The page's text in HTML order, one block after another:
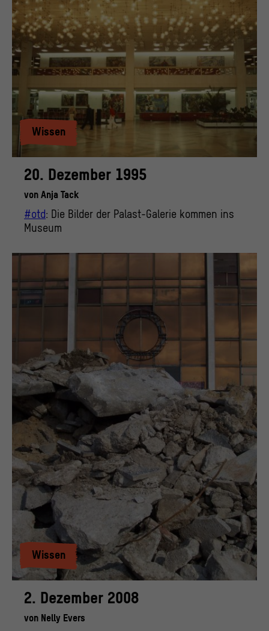
Wissen
20. Dezember 1995
von Anja Tack
#otd: Die Bilder der Palast-Galerie kommen ins
Museum
Wissen
2. Dezember 2008
von Nelly Evers